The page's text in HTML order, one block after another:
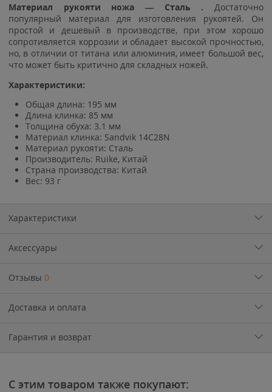
Материал рукояти ножа — Сталь . Достаточно
популярный материал для изготовления рукоятей. Он
простой и дешевый в производстве, при этом хорошо
сопротивляется коррозии и обладает высокой прочностью,
но, в отличии от титана или алюминия, имеет большой вес,
что может быть критично для складных ножей.
Характеристики:
Общая длина: 195 мм
Длина клинка: 85 мм
Толщина обуха: 3.1 мм
Материал клинка: Sandvik 14C28N
Материал рукояти: Сталь
Производитель: Ruike, Китай
Страна производства: Китай
Вес: 93 г
Характеристики
Аксессуары
Отзывы 0
Доставка и оплата
Гарантия и возврат
С этим товаром также покупают: